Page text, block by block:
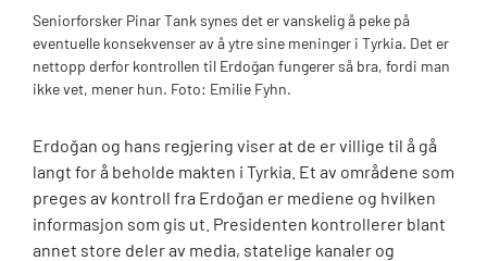
Seniorforsker Pinar Tank synes det er vanskelig å peke på
eventuelle konsekvenser av å ytre sine meninger i Tyrkia. Det er
nettopp derfor kontrollen til Erdoğan fungerer så bra, fordi man
ikke vet, mener hun. Foto: Emilie Fyhn.
Erdoğan og hans regjering viser at de er villige til å gå
langt for å beholde makten i Tyrkia. Et av områdene som
preges av kontroll fra Erdoğan er mediene og hvilken
informasjon som gis ut. Presidenten kontrollerer blant
annet store deler av media, statelige kanaler og